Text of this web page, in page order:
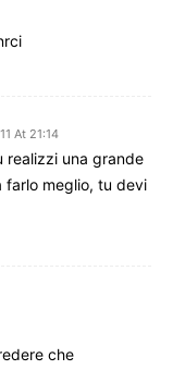
At 21:14
realizzi una grande
farlo meglio, tu devi
che